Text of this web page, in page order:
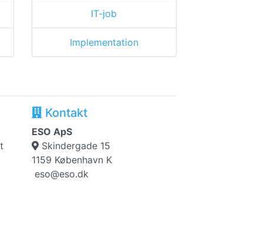
IT-job
Implementation
Kontakt
ESO ApS
Skindergade 15
1159 København K
eso@eso.dk